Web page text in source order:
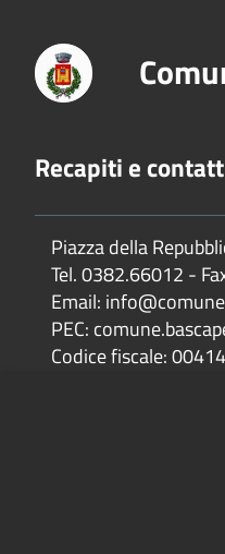
Recapiti e
Piazza della
Tel. 0382.66012 -
Email:
PEC:
Codice fiscale: